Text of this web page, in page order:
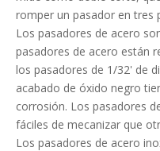
romper un pasador en tres
Los pasadores de acero
pasadores de acero están
los pasadores de 1/32' de
acabado de óxido negro
corrosión. Los pasadores
fáciles de mecanizar que
Los pasadores de acero